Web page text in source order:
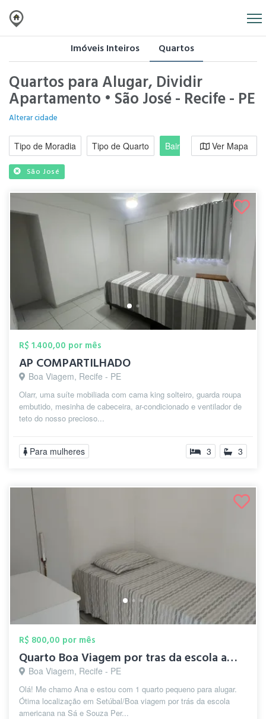
Imóveis Inteiros Quartos
Quartos para Alugar, Dividir
Apartamento • São José - Recife - PE
Alterar cidade
Tipo de Moradia Tipo de Quarto Bairro / RegiãoVer Mapa
São José
R$ 1.400,00 por mês
AP COMPARTILHADO
Boa Viagem, Recife - PE
Olarr, uma suíte mobiliada com cama king solteiro, guarda roupa
embutido, mesinha de cabeceira, ar-condicionado e ventilador de
teto do nosso precioso...
Para mulheres 3 3
R$ 800,00 por mês
Quarto Boa Viagem por tras da escola ame...
Boa Viagem, Recife - PE
Olá! Me chamo Ana e estou com 1 quarto pequeno para alugar.
Ótima localização em Setúbal/Boa viagem por trás da escola
americana na Sá e Souza Per...